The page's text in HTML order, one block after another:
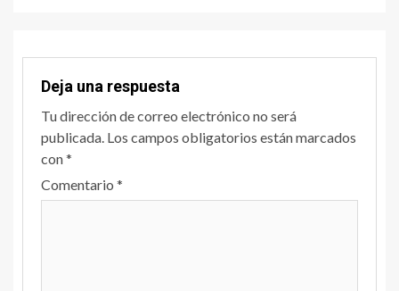
Deja una respuesta
Tu dirección de correo electrónico no será
publicada. Los campos obligatorios están marcados
con*
Comentario *